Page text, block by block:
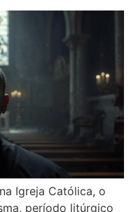
Igreja Católica, o
período litúrgico